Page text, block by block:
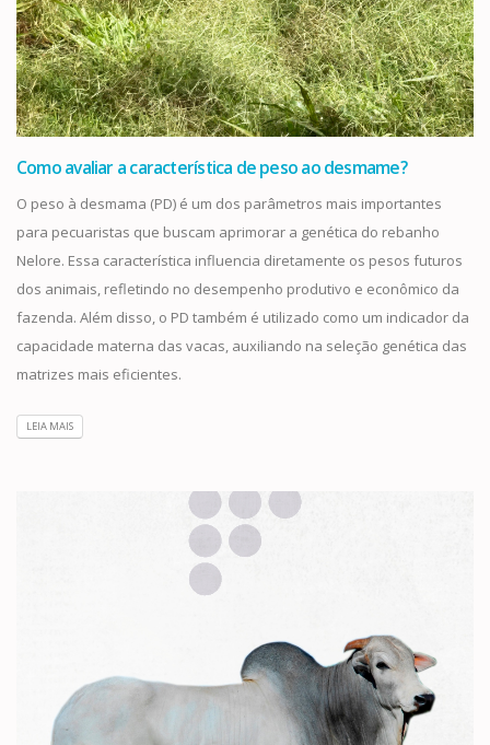
Como avaliar a característica de peso ao desmame?
O peso à desmama (PD) é um dos parâmetros mais importantes
para pecuaristas que buscam aprimorar a genética do rebanho
Nelore. Essa característica influencia diretamente os pesos futuros
dos animais, refletindo no desempenho produtivo e econômico da
fazenda. Além disso, o PD também é utilizado como um indicador da
capacidade materna das vacas, auxiliando na seleção genética das
matrizes mais eficientes.
LEIA MAIS